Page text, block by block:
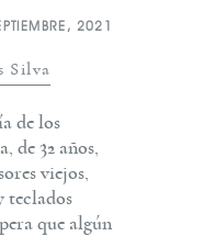
2021
Silva
de los
de 32 años,
viejos,
teclados
que algún